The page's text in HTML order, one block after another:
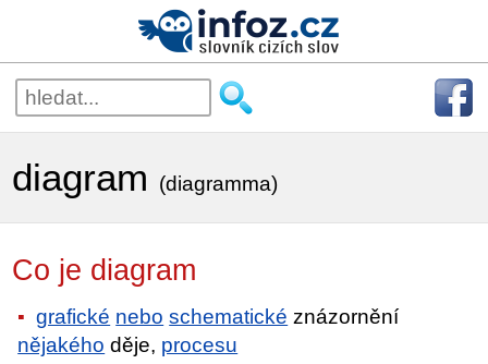
diagram (diagramma)
Co je diagram
grafické nebo schematické znázornění
nějakého děje, procesu